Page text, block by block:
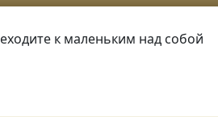
к маленьким над собой